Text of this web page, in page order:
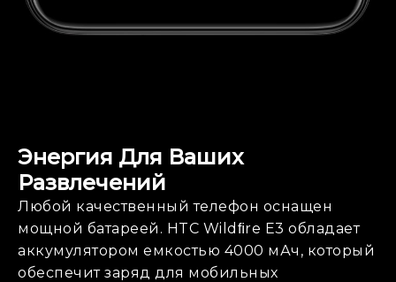
Энергия Для Ваших
Развлечений
Любой качественный телефон оснащен
мощной батареей. HTC Wildﬁre E3 обладает
аккумулятором емкостью 4000 мАч, который
обеспечит заряд для мобильных